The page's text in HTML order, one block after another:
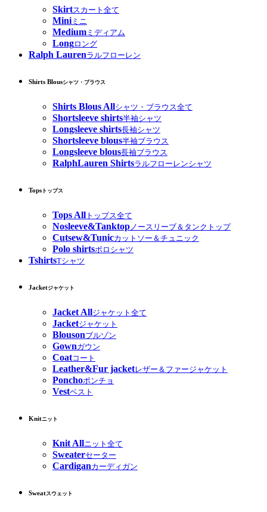
Skirtスカート全て
Miniミニ
Medium ミディアム
Longロング
Ralph Laurenラルフローレン
Shirts Blousシャツ・ブラウス
Shirts Blous Allシャツ・ブラウス全て
Shortsleeve shirts半袖シャツ
Longsleeve shirts長袖シャツ
Shortsleeve blous半袖ブラウス
Longsleeve blous長袖ブラウス
RalphLauren Shirtsラルフローレンシャツ
Tops トップス
Tops All トップス全て
Nosleeve&Tanktopノースリーブ＆タンクトップ
Cutsew&Tunicカットソー＆チュニック
Polo shirtsポロシャツ
TshirtsTシャツ
Jacketジャケット
Jacket Allジャケット全て
Jacketジャケット
Blousonブルゾン
Gownガウン
Coatコート
Leather&Fur jacketレザー＆ファージャケット
Ponchoポンチョ
Vestベスト
Knitニット
Knit Allニット全て
Sweaterセーター
Cardiganカーディガン
Sweatスウェット